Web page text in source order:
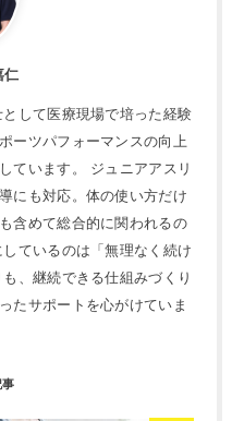
仁
して医療現場で培った経験
ーツパフォーマンスの向上
ています。 ジュニアアスリ
にも対応。体の使い方だけ
含めて総合的に関われるの
ているのは「無理なく続け
、継続できる仕組みづくり
たサポートを心がけていま